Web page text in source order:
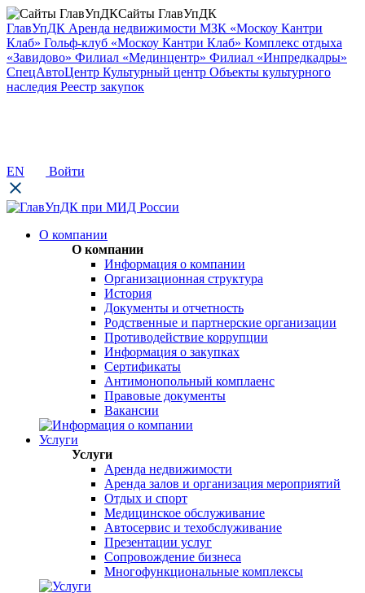
Сайты ГлавУпДК
ГлавУпДК Аренда недвижимости МЗК «Москоу Кантри
Клаб» Гольф-клуб «Москоу Кантри Клаб» Комплекс отдыха
«Завидово» Филиал «Мединцентр» Филиал «Инпредкадры»
СпецАвтоЦентр Культурный центр Объекты культурного
наследия Реестр закупок
EN Войти
О компании
О компании
Информация о компании
Организационная структура
История
Документы и отчетность
Родственные и партнерские организации
Противодействие коррупции
Информация о закупках
Сертификаты
Антимонопольный комплаенс
Правовые документы
Вакансии
Услуги
Услуги
Аренда недвижимости
Аренда залов и организация мероприятий
Отдых и спорт
Медицинское обслуживание
Автосервис и техобслуживание
Презентации услуг
Сопровождение бизнеса
Многофункциональные комплексы